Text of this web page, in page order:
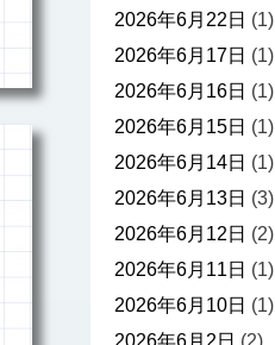
2026年6月22日 (1)
2026年6月17日 (1)
2026年6月16日 (1)
2026年6月15日 (1)
2026年6月14日 (1)
2026年6月13日 (3)
2026年6月12日 (2)
2026年6月11日 (1)
2026年6月10日 (1)
2026年6月2日 (2)